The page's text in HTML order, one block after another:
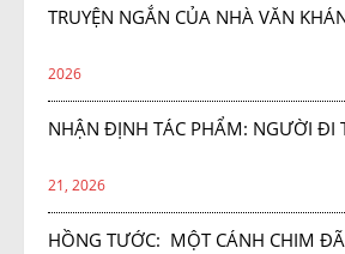
TRUYỆN NGẮN CỦA NHÀ VĂN
2026
NHẬN ĐỊNH TÁC PHẨM: NGƯỜI ĐI
21, 2026
HỒNG TƯỚC: MỘT CÁNH CHIM ĐÃ